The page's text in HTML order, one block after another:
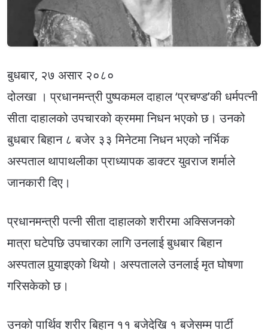
बुधबार, २७ असार २०८०
दोलखा । प्रधानमन्त्री पुष्पकमल दाहाल ‘प्रचण्ड’की धर्मपत्नी
सीता दाहालको उपचारको क्रममा निधन भएको छ। उनको
बुधबार बिहान ८ बजेर ३३ मिनेटमा निधन भएको नर्भिक
अस्पताल थापाथलीका प्राध्यापक डाक्टर युवराज शर्माले
जानकारी दिए।
प्रधानमन्त्री पत्नी सीता दाहालको शरीरमा अक्सिजनको
मात्रा घटेपछि उपचारका लागि उनलाई बुधबार बिहान
अस्पताल पुर्‍याइएको थियो। अस्पतालले उनलाई मृत घोषणा
गरिसकेको छ।
उनको पार्थिव शरीर बिहान ११ बजेदेखि १ बजेसम्म पार्टी